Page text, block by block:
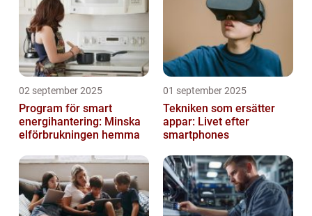
02 september 2025
Program för smart
energihantering: Minska
elförbrukningen hemma
01 september 2025
Tekniken som ersätter
appar: Livet efter
smartphones